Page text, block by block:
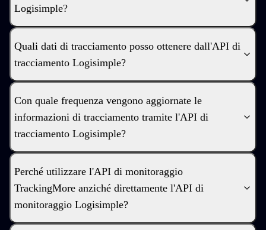
Logisimple?
Quali dati di tracciamento posso ottenere dall'API di
tracciamento Logisimple?
Con quale frequenza vengono aggiornate le
informazioni di tracciamento tramite l'API di
tracciamento Logisimple?
Perché utilizzare l'API di monitoraggio
TrackingMore anziché direttamente l'API di
monitoraggio Logisimple?